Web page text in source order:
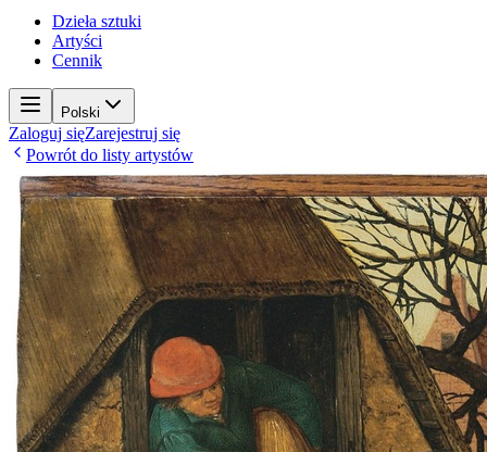
Dzieła sztuki
Artyści
Cennik
Polski
Zaloguj sięZarejestruj się
Powrót do listy artystów